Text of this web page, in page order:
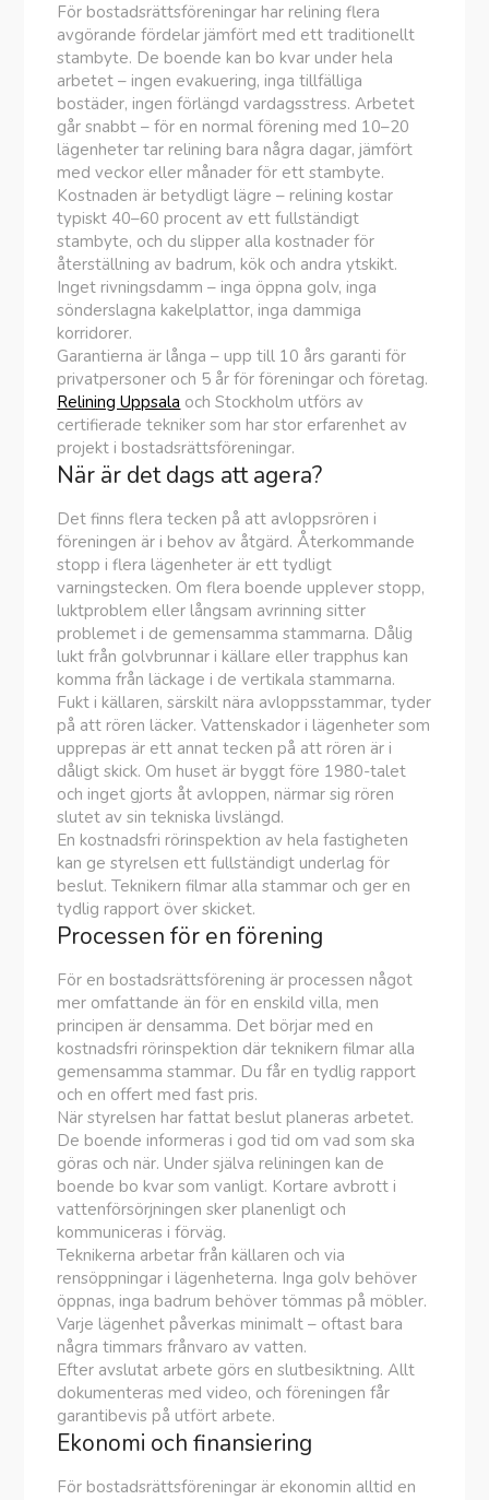
För bostadsrättsföreningar har relining flera
avgörande fördelar jämfört med ett traditionellt
stambyte. De boende kan bo kvar under hela
arbetet – ingen evakuering, inga tillfälliga
bostäder, ingen förlängd vardagsstress. Arbetet
går snabbt – för en normal förening med 10–20
lägenheter tar relining bara några dagar, jämfört
med veckor eller månader för ett stambyte.
Kostnaden är betydligt lägre – relining kostar
typiskt 40–60 procent av ett fullständigt
stambyte, och du slipper alla kostnader för
återställning av badrum, kök och andra ytskikt.
Inget rivningsdamm – inga öppna golv, inga
sönderslagna kakelplattor, inga dammiga
korridorer.
Garantierna är långa – upp till 10 års garanti för
privatpersoner och 5 år för föreningar och företag.
Relining Uppsala och Stockholm utförs av
certifierade tekniker som har stor erfarenhet av
projekt i bostadsrättsföreningar.
När är det dags att agera?
Det finns flera tecken på att avloppsrören i
föreningen är i behov av åtgärd. Återkommande
stopp i flera lägenheter är ett tydligt
varningstecken. Om flera boende upplever stopp,
luktproblem eller långsam avrinning sitter
problemet i de gemensamma stammarna. Dålig
lukt från golvbrunnar i källare eller trapphus kan
komma från läckage i de vertikala stammarna.
Fukt i källaren, särskilt nära avloppsstammar, tyder
på att rören läcker. Vattenskador i lägenheter som
upprepas är ett annat tecken på att rören är i
dåligt skick. Om huset är byggt före 1980-talet
och inget gjorts åt avloppen, närmar sig rören
slutet av sin tekniska livslängd.
En kostnadsfri rörinspektion av hela fastigheten
kan ge styrelsen ett fullständigt underlag för
beslut. Teknikern filmar alla stammar och ger en
tydlig rapport över skicket.
Processen för en förening
För en bostadsrättsförening är processen något
mer omfattande än för en enskild villa, men
principen är densamma. Det börjar med en
kostnadsfri rörinspektion där teknikern filmar alla
gemensamma stammar. Du får en tydlig rapport
och en offert med fast pris.
När styrelsen har fattat beslut planeras arbetet.
De boende informeras i god tid om vad som ska
göras och när. Under själva reliningen kan de
boende bo kvar som vanligt. Kortare avbrott i
vattenförsörjningen sker planenligt och
kommuniceras i förväg.
Teknikerna arbetar från källaren och via
rensöppningar i lägenheterna. Inga golv behöver
öppnas, inga badrum behöver tömmas på möbler.
Varje lägenhet påverkas minimalt – oftast bara
några timmars frånvaro av vatten.
Efter avslutat arbete görs en slutbesiktning. Allt
dokumenteras med video, och föreningen får
garantibevis på utfört arbete.
Ekonomi och finansiering
För bostadsrättsföreningar är ekonomin alltid en